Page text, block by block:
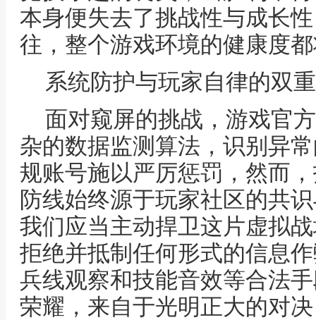
本身便失去了挑战性与成长
往，整个游戏环境的健康度
系统防护与玩家自律的双
面对窥屏的挑战，游戏官
杂的数据监测算法，识别异
规账号施以严厉惩罚，然而
防线始终源于玩家社区的共
我们应当主动捍卫这片虚拟
拒绝并抵制任何形式的信息
兵线观察和技能音效等合法
荣耀，来自于光明正大的对